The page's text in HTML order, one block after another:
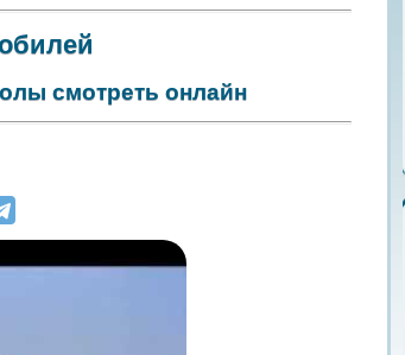
смотреть онлайн